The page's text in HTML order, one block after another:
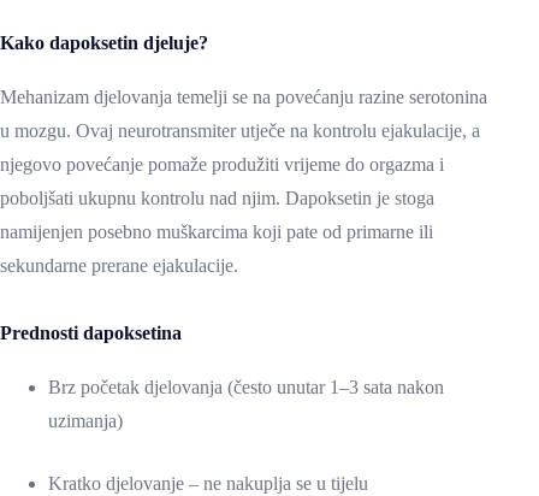
Kako dapoksetin djeluje?
Mehanizam djelovanja temelji se na povećanju razine serotonina
u mozgu. Ovaj neurotransmiter utječe na kontrolu ejakulacije, a
njegovo povećanje pomaže produžiti vrijeme do orgazma i
poboljšati ukupnu kontrolu nad njim. Dapoksetin je stoga
namijenjen posebno muškarcima koji pate od primarne ili
sekundarne prerane ejakulacije.
Prednosti dapoksetina
Brz početak djelovanja (često unutar 1–3 sata nakon
uzimanja)
Kratko djelovanje – ne nakuplja se u tijelu